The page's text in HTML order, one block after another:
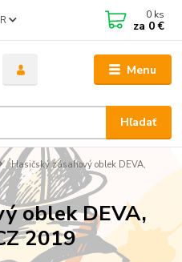
Menu
Hľadať
0 ks
za 0 €
Hasičský zásahový oblek DEVA,
oblek DEVA,
2019